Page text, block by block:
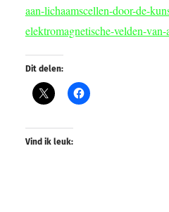
aan-lichaamscellen-door-de-
elektromagnetische-velden-
Dit delen:
Vind ik leuk: